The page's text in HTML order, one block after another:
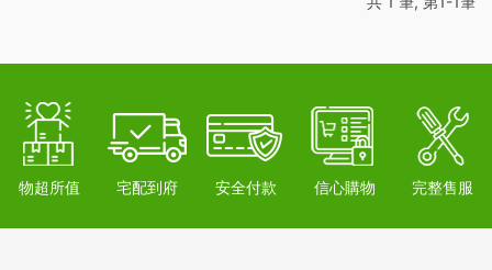
物超所值 宅配到府 安全付款 信心購物 完整售服